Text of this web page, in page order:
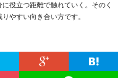
役立つ距離で触れていく。そのく
やすい向き合い方です。